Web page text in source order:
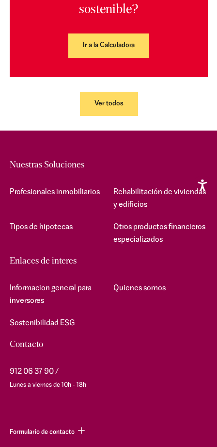
sostenible?
Ir a la Calculadora
Ver todos
Nuestras Soluciones
Profesionales inmobiliarios
Rehabilitación de viviendas
y edificios
Tipos de hipotecas
Otros productos financieros
especializados
Enlaces de interes
Informacion general para
inversores
Quienes somos
Sostenibilidad ESG
Contacto
912 06 37 90
Lunes a viernes de 10h - 18h
Formulario de contacto